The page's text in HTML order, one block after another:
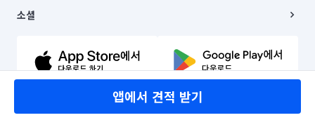
앱에서 견적 받기
© 유한회사 미소. Miso, Inc. All Rights Reserved.
이용약관
문의하기
소셜
유튜브